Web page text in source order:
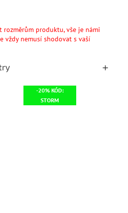
rozměrům produktu, vše je námi
vždy nemusí shodovat s vaší
-20% KÓD:
STORM